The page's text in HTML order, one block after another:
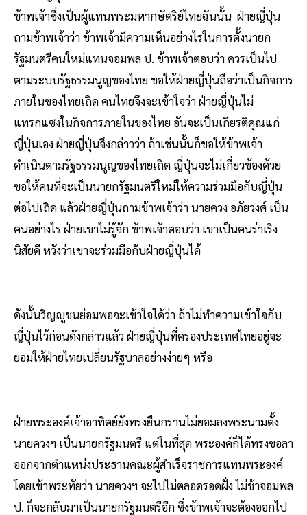
ข้าพเจ้าซึ่งเป็นผู้แทนพระมหากษัตริย์ไทยฉันนั้น ฝ่ายญี่ปุ่น
ถามข้าพเจ้าว่า ข้าพเจ้ามีความเห็นอย่างไรในการตั้งนายก
รัฐมนตรีคนใหม่แทนจอมพล ป. ข้าพเจ้าตอบว่า ควรเป็นไป
ตามระบบรัฐธรรมนูญของไทย ขอให้ฝ่ายญี่ปุ่นถือว่าเป็นกิจการ
ภายในของไทยเถิด คนไทยจึงจะเข้าใจว่า ฝ่ายญี่ปุ่นไม่
แทรกแซงในกิจการภายในของไทย อันจะเป็นเกียรติคุณแก่
ญี่ปุ่นเอง ฝ่ายญี่ปุ่นจึงกล่าวว่า ถ้าเช่นนั้นก็ขอให้ข้าพเจ้า
ดำเนินตามรัฐธรรมนูญของไทยเถิด ญี่ปุ่นจะไม่เกี่ยวข้องด้วย
ขอให้คนที่จะเป็นนายกรัฐมนตรีใหม่ให้ความร่วมมือกับญี่ปุ่น
ต่อไปเถิด แล้วฝ่ายญี่ปุ่นถามข้าพเจ้าว่า นายควง อภัยวงศ์ เป็น
คนอย่างไร ฝ่ายเขาไม่รู้จัก ข้าพเจ้าตอบว่า เขาเป็นคนร่าเริง
นิสัยดี หวังว่าเขาจะร่วมมือกับฝ่ายญี่ปุ่นได้
ดังนั้นวิญญูชนย่อมพอจะเข้าใจได้ว่า ถ้าไม่ทำความเข้าใจกับ
ญี่ปุ่นไว้ก่อนดังกล่าวแล้ว ฝ่ายญี่ปุ่นที่ครองประเทศไทยอยู่จะ
ยอมให้ฝ่ายไทยเปลี่ยนรัฐบาลอย่างง่ายๆ หรือ
ฝ่ายพระองค์เจ้าอาทิตย์ยังทรงยืนกรานไม่ยอมลงพระนามตั้ง
นายควงฯ เป็นนายกรัฐมนตรี แต่ในที่สุด พระองค์ก็ได้ทรงขอลา
ออกจากตำแหน่งประธานคณะผู้สำเร็จราชการแทนพระองค์
โดยเข้าพระทัยว่า นายควงฯ จะไปไม่ตลอดรอดฝั่ง ไม่ช้าจอมพล
ป. ก็จะกลับมาเป็นนายกรัฐมนตรีอีก ซึ่งข้าพเจ้าจะต้องออกไป